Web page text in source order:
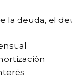
la deuda, el